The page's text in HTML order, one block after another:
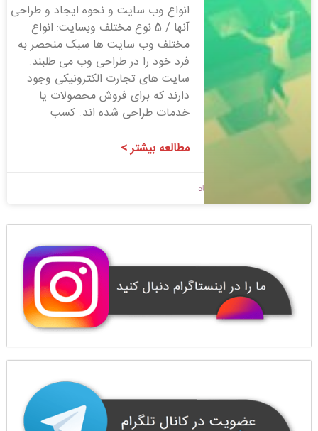
انواع وب سایت و نحوه ایجاد و طراحی
آنها / 5 نوع مختلف وبسایت: انواع
مختلف وب سایت ها سبک منحصر به
فرد خود را در طراحی وب می طلبند.
سایت های تجارت الکترونیکی وجود
دارند که برای فروش محصولات یا
خدمات طراحی شده اند. کسب
مطالعه بیشتر >
بدون دیدگاه